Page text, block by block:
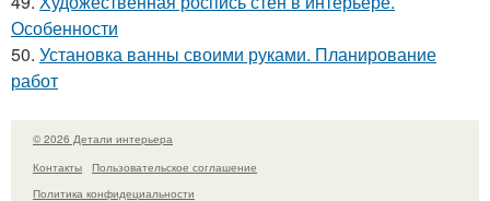
Особенности
50. Установка ванны своими руками. Планирование
работ
© 2026 Детали интерьера
Контакты
Пользовательское соглашение
Политика конфидециальности